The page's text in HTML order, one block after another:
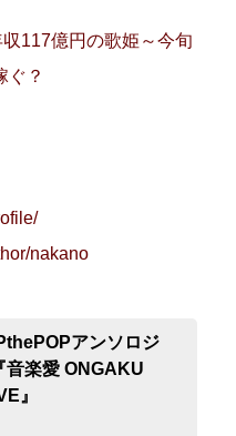
117億円の歌姫～今旬
ぐ？
nakano
アンソロジ
音楽愛 ONGAKU
』